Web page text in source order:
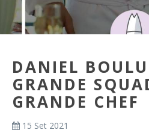
DANIEL
GRANDE
GRANDE CHEF
15 Set 2021